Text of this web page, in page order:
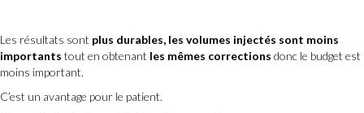
Les résultats sont plus durables, les volumes injectés sont moins
importants tout en obtenant les mêmes corrections donc le budget est
moins important.
C’est un avantage pour le patient.